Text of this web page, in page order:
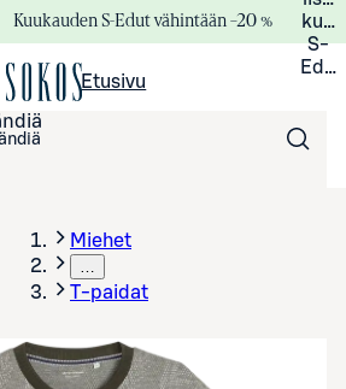
Kuukauden S-Edut vähintään –20 %
S-
Etusivu
Miehet
…
T-paidat